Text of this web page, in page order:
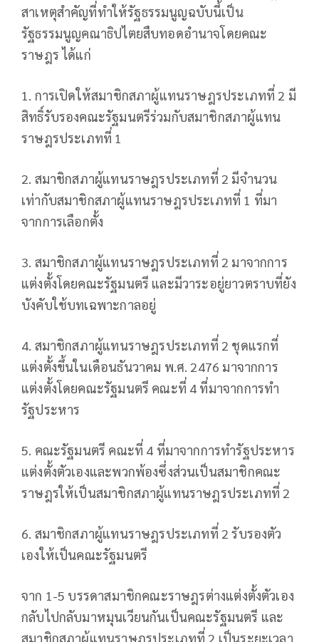
สาเหตุสำคัญที่ทำให้รัฐธรรมนูญฉบับนี้เป็น
รัฐธรรมนูญคณาธิปไตยสืบทอดอำนาจโดยคณะ
ราษฎร ได้แก่
1. การเปิดให้สมาชิกสภาผู้แทนราษฎรประเภทที่ 2 มี
สิทธิ์รับรองคณะรัฐมนตรีร่วมกับสมาชิกสภาผู้แทน
ราษฎรประเภทที่ 1
2. สมาชิกสภาผู้แทนราษฎรประเภทที่ 2 มีจำนวน
เท่ากับสมาชิกสภาผู้แทนราษฎรประเภทที่ 1 ที่มา
จากการเลือกตั้ง
3. สมาชิกสภาผู้แทนราษฎรประเภทที่ 2 มาจากการ
แต่งตั้งโดยคณะรัฐมนตรี และมีวาระอยู่ยาวตราบที่ยัง
บังคับใช้บทเฉพาะกาลอยู่
4. สมาชิกสภาผู้แทนราษฎรประเภทที่ 2 ชุดแรกที่
แต่งตั้งขึ้นในเดือนธันวาคม พ.ศ. 2476 มาจากการ
แต่งตั้งโดยคณะรัฐมนตรี คณะที่ 4 ที่มาจากการทำ
รัฐประหาร
5. คณะรัฐมนตรี คณะที่ 4 ที่มาจากการทำรัฐประหาร
แต่งตั้งตัวเองและพวกพ้องซึ่งส่วนเป็นสมาชิกคณะ
ราษฎรให้เป็นสมาชิกสภาผู้แทนราษฎรประเภทที่ 2
6. สมาชิกสภาผู้แทนราษฎรประเภทที่ 2 รับรองตัว
เองให้เป็นคณะรัฐมนตรี
จาก 1-5 บรรดาสมาชิกคณะราษฎรต่างแต่งตั้งตัวเอง
กลับไปกลับมาหมุนเวียนกันเป็นคณะรัฐมนตรี และ
สมาชิกสภาผู้แทนราษฎรประเภทที่ 2 เป็นระยะเวลา